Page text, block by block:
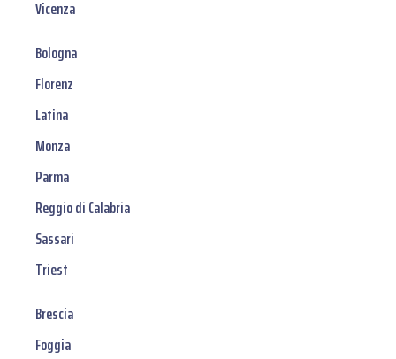
Vicenza
Bologna
Florenz
Latina
Monza
Parma
Reggio di Calabria
Sassari
Triest
Brescia
Foggia